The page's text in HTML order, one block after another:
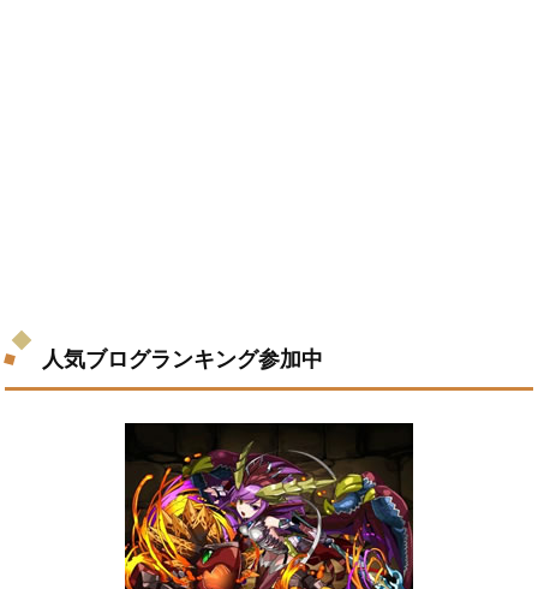
人気ブログランキング参加中